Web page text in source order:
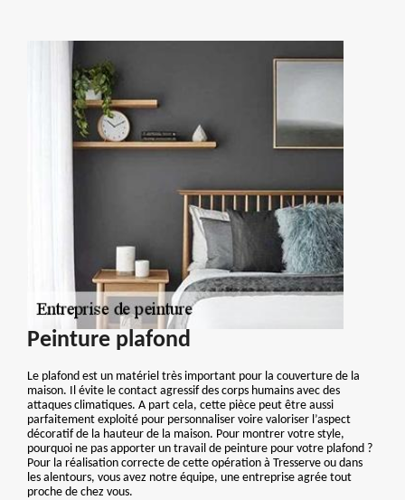
Peinture plafond
Le plafond est un matériel très important pour la couverture de la
maison. Il évite le contact agressif des corps humains avec des
attaques climatiques. A part cela, cette pièce peut être aussi
parfaitement exploité pour personnaliser voire valoriser l’aspect
décoratif de la hauteur de la maison. Pour montrer votre style,
pourquoi ne pas apporter un travail de peinture pour votre plafond ?
Pour la réalisation correcte de cette opération à Tresserve ou dans
les alentours, vous avez notre équipe, une entreprise agrée tout
proche de chez vous.